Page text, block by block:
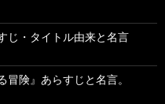
じ・タイトル由来と名言
険』あらすじと名言。